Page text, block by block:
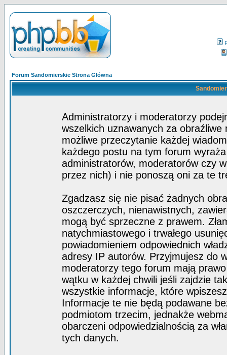
Forum Sandomierskie Strona Główna
Administratorzy i moderatorzy
wszelkich uznawanych za obraźliwe
możliwe przeczytanie każdej
każdego postu na tym forum
administratorów, moderatorów czy
przez nich) i nie ponoszą oni za te
Zgadzasz się nie pisać żadnych
oszczerczych, nienawistnych,
mogą być sprzeczne z prawem.
natychmiastowego i trwałego
powiadomieniem odpowiednich
adresy IP autorów. Przyjmujesz do
moderatorzy tego forum mają
wątku w każdej chwili jeśli zajdzie
wszystkie informacje, które
Informacje te nie będą podawane
podmiotom trzecim, jednakże
obarczeni odpowiedzialnością za
tych danych.